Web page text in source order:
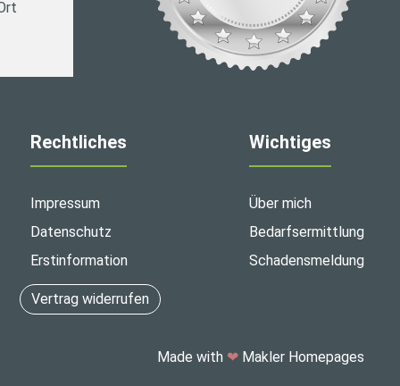
Rechtliches
Impressum
Datenschutz
Erstinformation
Vertrag widerrufen
Wichtiges
Über mich
Bedarfsermittlung
Schadensmeldung
Made with ❤Makler Homepages